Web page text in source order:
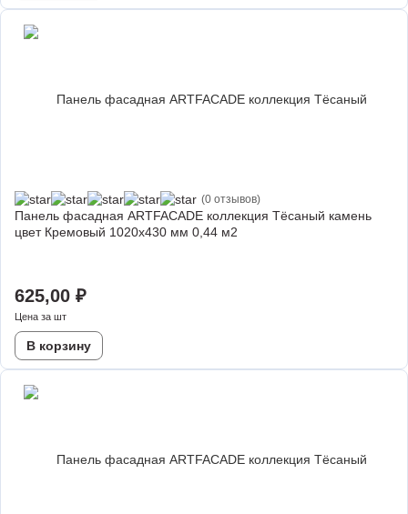
(0 отзывов)
Панель фасадная ARTFACADE коллекция Тёсаный камень
цвет Кремовый 1020х430 мм 0,44 м2
625,00 ₽
Цена за шт
В корзину